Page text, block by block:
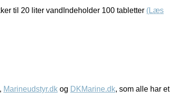
til 20 liter vandIndeholder 100 tabletter (Læs
, Marineudstyr.dk og DKMarine.dk, som alle har et